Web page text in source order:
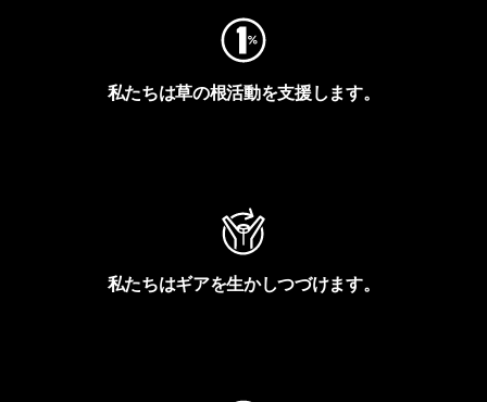
私たちは草の根活動を支援します。
私たちはギアを生かしつづけます。